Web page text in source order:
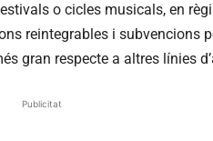
o cicles musicals, en
reintegrables i subvencions
gran respecte a altres línies
Publicitat